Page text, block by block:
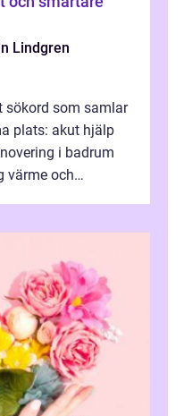
Lindgren
sökord som samlar
plats: akut hjälp
i badrum
värme och